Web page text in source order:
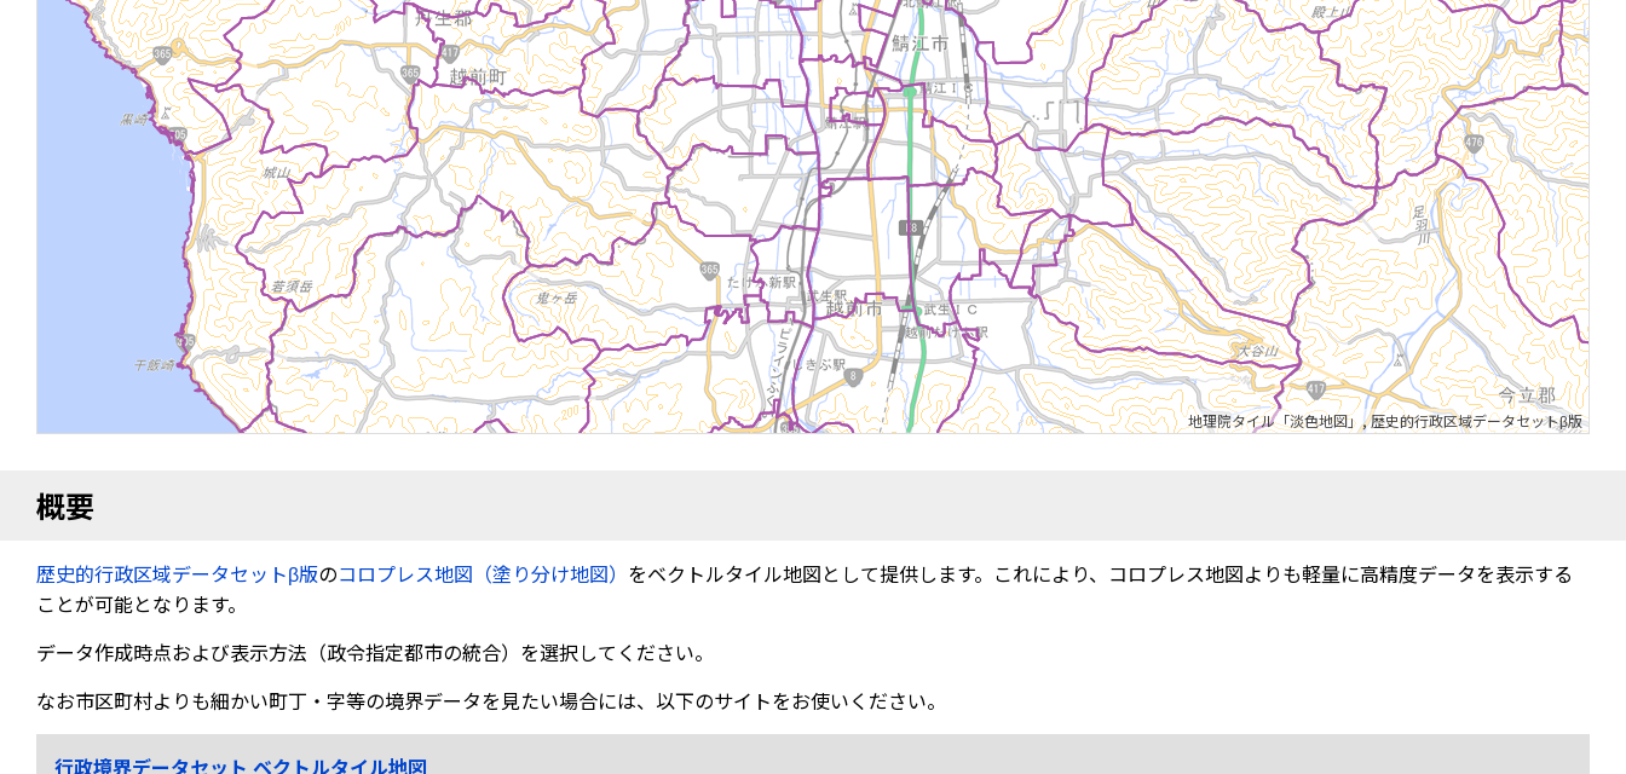
地理院タイル「淡色地図」,歴史的行政区域データセットβ版
概要
歴史的行政区域データセットβ版のコロプレス地図（塗り分け地図） をベクトルタイル地図として提供します。これにより、コロプレス地図よりも軽量に高精度データを表示する
ことが可能となります。
データ作成時点および表示方法（政令指定都市の統合）を選択してください。
なお市区町村よりも細かい町丁・字等の境界データを見たい場合には、以下のサイトをお使いください。
行政境界データセット ベクトルタイル地図